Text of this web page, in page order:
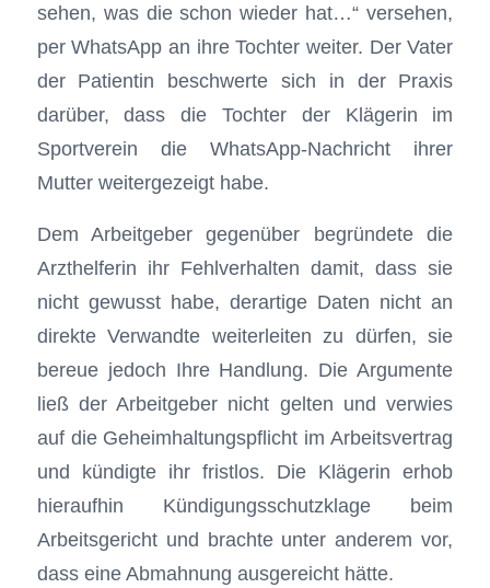
sehen, was die schon wieder hat…“ versehen,
per WhatsApp an ihre Tochter weiter. Der Vater
der Patientin beschwerte sich in der Praxis
darüber, dass die Tochter der Klägerin im
Sportverein die WhatsApp-Nachricht ihrer
Mutter weitergezeigt habe.
Dem Arbeitgeber gegenüber begründete die
Arzthelferin ihr Fehlverhalten damit, dass sie
nicht gewusst habe, derartige Daten nicht an
direkte Verwandte weiterleiten zu dürfen, sie
bereue jedoch Ihre Handlung. Die Argumente
ließ der Arbeitgeber nicht gelten und verwies
auf die Geheimhaltungspflicht im Arbeitsvertrag
und kündigte ihr fristlos. Die Klägerin erhob
hieraufhin Kündigungsschutzklage beim
Arbeitsgericht und brachte unter anderem vor,
dass eine Abmahnung ausgereicht hätte.